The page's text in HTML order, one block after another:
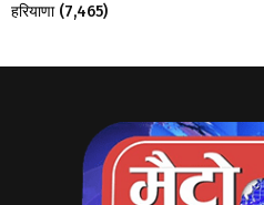
हरियाणा(7,465)